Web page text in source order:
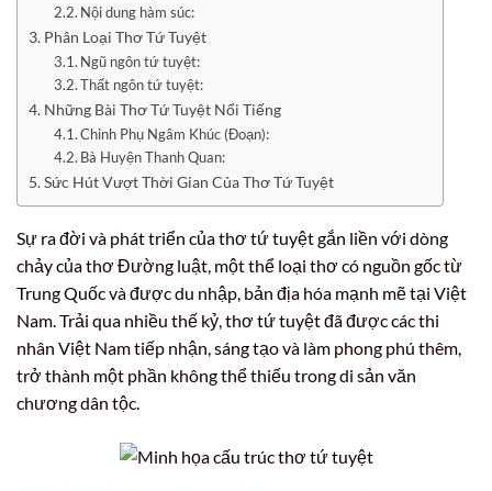
Nội dung hàm súc:
Phân Loại Thơ Tứ Tuyệt
Ngũ ngôn tứ tuyệt:
Thất ngôn tứ tuyệt:
Những Bài Thơ Tứ Tuyệt Nổi Tiếng
Chinh Phụ Ngâm Khúc (Đoạn):
Bà Huyện Thanh Quan:
Sức Hút Vượt Thời Gian Của Thơ Tứ Tuyệt
Sự ra đời và phát triển của thơ tứ tuyệt gắn liền với dòng
chảy của thơ Đường luật, một thể loại thơ có nguồn gốc từ
Trung Quốc và được du nhập, bản địa hóa mạnh mẽ tại Việt
Nam. Trải qua nhiều thế kỷ, thơ tứ tuyệt đã được các thi
nhân Việt Nam tiếp nhận, sáng tạo và làm phong phú thêm,
trở thành một phần không thể thiếu trong di sản văn
chương dân tộc.